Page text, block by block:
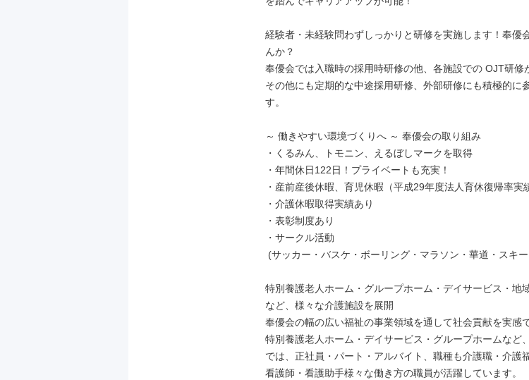
経験者・未経験問わずしっかりと研修を実施します！奉優
んか？
奉優会では入職時の採用時研修の他、各施設での OJT研修
その他にも定期的な中途採用研修、外部研修にも積極的に
す。
～ 働きやすい環境づくりへ ～ 奉優会の取り組み
・くるみん、トモニン、えるぼしマークを取得
・年間休日122日！プライベートも充実！
・産前産後休暇、育児休暇（平成29年度法人育休復帰率実
・介護休暇取得実績あり
・表彰制度あり
・サークル活動
特別養護老人ホーム・グループホーム・デイサービス・地
など、様々な介護施設を展開
奉優会の幅の広い福祉の事業領域を通して社会貢献を実感
特別養護老人ホーム・デイサービス・グループホームなど
では、正社員・パート・アルバイト、職種も介護職・介護
看護師・看護助手様々な働き方の職員が活躍しています。